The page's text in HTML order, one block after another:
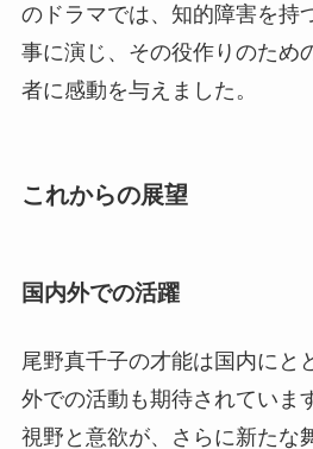
のドラマでは、知的障害を持
事に演じ、その役作りのため
者に感動を与えました。
これからの展望
国内外での活躍
尾野真千子の才能は国内にと
外での活動も期待されていま
視野と意欲が、さらに新たな